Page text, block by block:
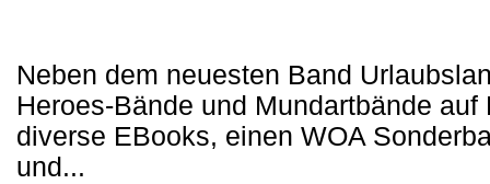
Neben dem neuesten Band
Heroes-Bände und Mundartbände
diverse EBooks, einen WOA
und...